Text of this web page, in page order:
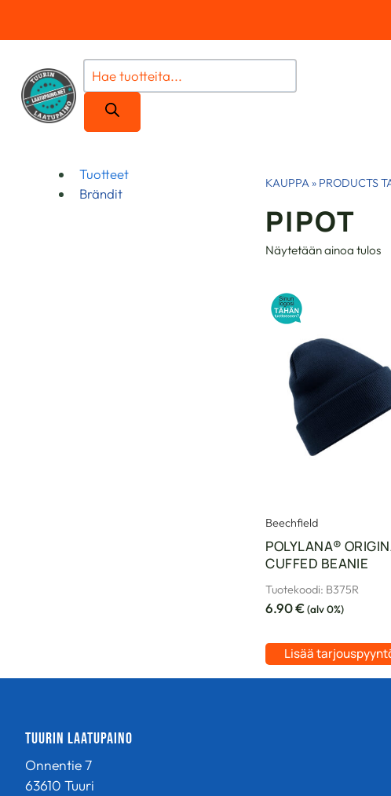
Products
search
KAUPPA» PRODUCTS
PIPOT
Näytetään ainoa tulos
Beechfield
POLYLANA®
CUFFED BEANIE
Tuotekoodi: B375R
6.90€(alv 0%)
Lisää
Tuotteet
Brändit
Tuurin Laatupaino
Onnentie 7
63610 Tuuri